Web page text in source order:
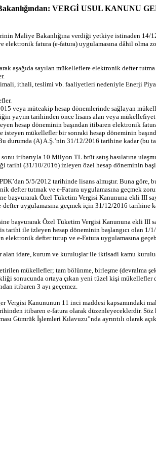
VERGİ USUL KANUNU
Maliye Bakanlığına verdiği yetkiye istinaden 14/
fatura (e-fatura) uygulamasına dâhil olma
aşağıda sayılan mükelleflere elektronik defter
ithali, teslimi vb. faaliyetleri nedeniyle Enerji
veya müteakip hesap dönemlerinde sağlayan
yayım tarihinden önce lisans alan veya
hesap döneminin başından itibaren elektronik
mükellefler bir sonraki hesap döneminin
durumda (A) A.Ş.’nin 31/12/2016 tarihine kadar
itibarıyla 10 Milyon TL brüt satış hasılatına
tarihi (31/10/2016) izleyen özel hesap döneminin
5/5/2012 tarihinde lisans almıştır. Buna
defter tutmak ve e-Fatura uygulamasına geçmek
Özel Tüketim Vergisi Kanununa ekli III
uygulamasına geçmek için 31/12/2016 tarihine
Özel Tüketim Vergisi Kanununa ekli III
ile izleyen hesap döneminin başlangıcı olan
elektronik defter tutup ve e-Fatura uygulamasına
idare, kurum ve kuruluşlar ile iktisadi kamu
mükellefler; tam bölünme, birleşme
ortaya çıkan yeni tüzel kişi mükellefler
itibaren 3 ayı geçemez.
Kanununun 11 inci maddesi kapsamındaki
itibaren e-fatura olarak düzenleyeceklerdir.
Gümrük İşlemleri Kılavuzu”nda ayrıntılı olarak